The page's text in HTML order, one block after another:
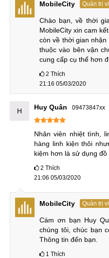
10 - 15%.
* Ưu đãi hấp dẫn, bảo hành
Quý khách sẽ được áp dụng
lợi nhất sau khi thay màn
MobileCity.
Ngoài ra trung tâm còn
trình khuyến mại đặc biệt
GiftCard giảm giá
cài đặt và vệ sinh máy định
Đội ngũ nhân viên tại
Quy trình thay màn
A520 - 2017 - 18 tại
: Bộ phận lễ tân
phản hồi từ phía khách hàng.
MobileCity Quản trị
Chào bạn, về thời
MobileCity xin cam
còn về thời gian
thuộc vào bên vận
cung cấp cụ thể hơn
2 Thích
21:16 05/03/2020
H Huy Quân 09473847xx
Nhân viên nhiệt tình,
hàng linh kiện thôi
kiệm hơn là sử dụng đồ
2 Thích
21:06 05/03/2020
MobileCity Quản trị
Cám ơn bạn Huy
chúng tôi, chúc bạn
Thông tin đến bạn.
1 Thích